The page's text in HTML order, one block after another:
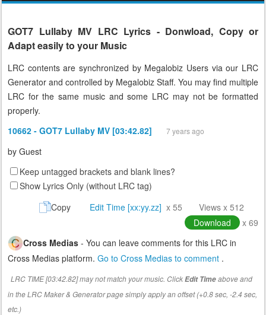
GOT7 Lullaby MV LRC Lyrics - Donwload, Copy or
Adapt easily to your Music
LRC contents are synchronized by Megalobiz Users via our LRC
Generator and controlled by Megalobiz Staff. You may find multiple
LRC for the same music and some LRC may not be formatted
properly.
10662 - GOT7 Lullaby MV [03:42.82]
7 years ago
by Guest
Keep untagged brackets and blank lines?
Show Lyrics Only (without LRC tag)
Copy
Edit Time [xx:yy.zz] x 55
Views x 512
Download
x 69
Cross Medias - You can leave comments for this LRC in
Cross Medias platform. Go to Cross Medias to comment .
LRC TIME [03:42.82] may not match your music. ClickEdit Timeabove and
in the LRC Maker & Generator page simply apply an offset (+0.8 sec, -2.4 sec,
etc.)